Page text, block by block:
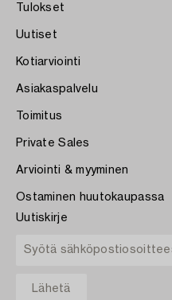
Tulokset
Uutiset
Kotiarviointi
Asiakaspalvelu
Toimitus
Private Sales
Arviointi & myyminen
Ostaminen huutokaupassa
Uutiskirje